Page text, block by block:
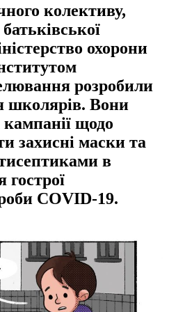
колективу,
охорони
розробили
школярів. Вони
щодо
захисні маски та
в
COVID-19.